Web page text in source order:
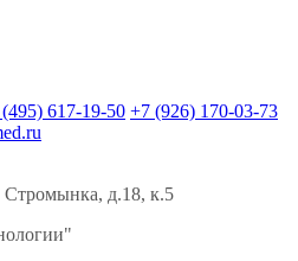
617-19-50 +7 (926) 170-03-73
Стромынка, д.18, к.5